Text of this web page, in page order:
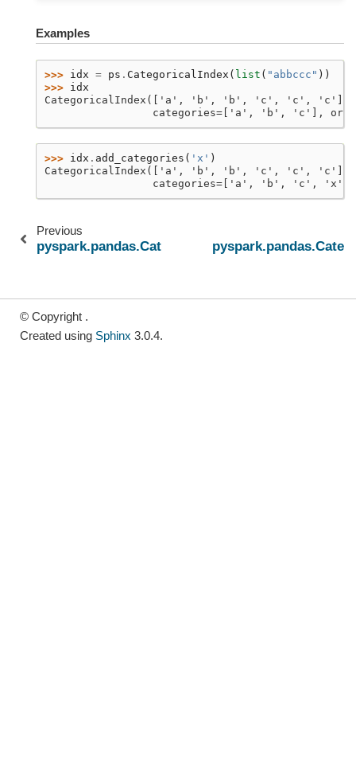
Examples
>>> idx = ps . CategoricalIndex ( list ( "abbccc" ))
>>> idx
CategoricalIndex(['a', 'b', 'b', 'c', 'c', 'c'],
categories=['a', 'b', 'c'],
>>> idx . add_categories ( 'x' )
CategoricalIndex(['a', 'b', 'b', 'c', 'c', 'c'],
categories=['a', 'b', 'c',
Previous
© Copyright .
Created using Sphinx 3.0.4.